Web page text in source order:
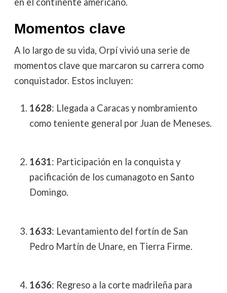
en el continente americano.
Momentos clave
A lo largo de su vida, Orpí vivió una serie de
momentos clave que marcaron su carrera como
conquistador. Estos incluyen:
1628: Llegada a Caracas y nombramiento
como teniente general por Juan de Meneses.
1631: Participación en la conquista y
pacificación de los cumanagoto en Santo
Domingo.
1633: Levantamiento del fortín de San
Pedro Martín de Unare, en Tierra Firme.
1636: Regreso a la corte madrileña para